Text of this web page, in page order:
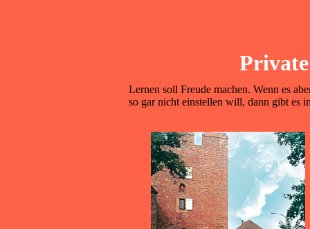
Lernen soll Freude machen. Wenn es
so gar nicht einstellen will, dann gibt es